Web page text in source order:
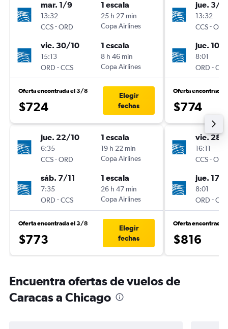
mar. 1/9
13:32
CCS-ORD
1 escala
25 h 27 min
Copa Airlines
vie. 30/10
15:13
ORD -CCS
1 escala
8 h 46 min
Copa Airlines
Oferta encontrada el 3/8
$724
Elegir
fechas
jue. 22/10
6:35
CCS-ORD
1 escala
19 h 22 min
Copa Airlines
sáb. 7/11
7:35
ORD -CCS
1 escala
26 h 47 min
Copa Airlines
Oferta encontrada el 3/8
$773
Elegir
fechas
jue. 3/9
13:32
CCS-ORD
jue. 10/
8:01
ORD -CCS
Oferta encontrada
$774
vie. 28/
16:11
CCS-ORD
jue. 17/
8:01
ORD -CCS
Oferta encontrada
$816
Encuentra ofertas de vuelos de
Caracas a Chicago